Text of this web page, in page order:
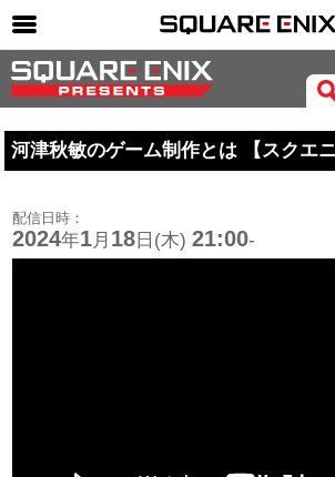
SQUARE ENIX 公式サイトメニュー
マガジン＆ブックス
グッズ
河津秋敏のゲーム制作とは 【スクエ
配信日時：
2024年1月 18 日(木)21:00-